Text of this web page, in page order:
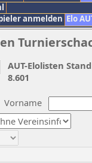
anmelden Elo
Vorname
AUT-Elolisten
8.601